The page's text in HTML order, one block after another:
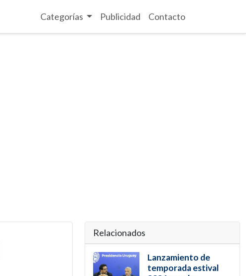
Categorías Publicidad Contacto
Relacionados
Lanzamiento de
temporada estival